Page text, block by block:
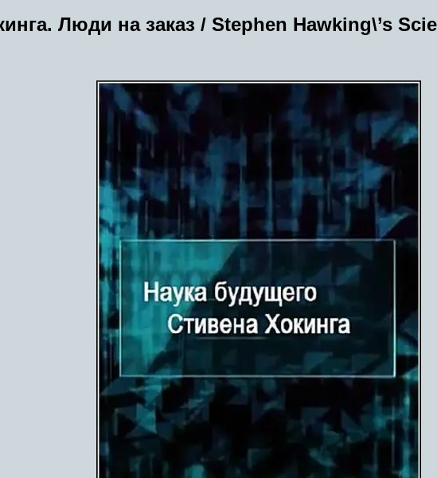
Люди на заказ / Stephen Hawking\’s